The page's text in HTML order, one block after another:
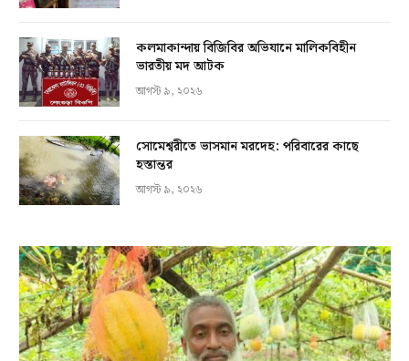
কলমাকান্দায় বিজিবির অভিযানে মালিকবিহীন
ভারতীয় মদ আটক
আগস্ট ৯, ২০২৬
সোমেশ্বরীতে ভাসমান মরদেহ: পরিবারের কাছে
হস্তান্তর
আগস্ট ৯, ২০২৬